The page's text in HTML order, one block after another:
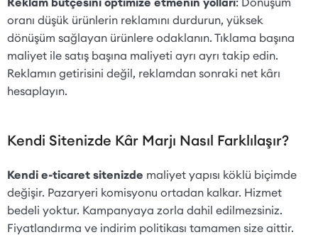
oranı düşük ürünlerin reklamını durdurun, yüksek
dönüşüm sağlayan ürünlere odaklanın. Tıklama başına
maliyet ile satış başına maliyeti ayrı ayrı takip edin.
Reklamın getirisini değil, reklamdan sonraki net kârı
hesaplayın.
Kendi Sitenizde Kâr Marjı Nasıl Farklılaşır?
Kendi e-ticaret sitenizde maliyet yapısı köklü biçimde
değişir. Pazaryeri komisyonu ortadan kalkar. Hizmet
bedeli yoktur. Kampanyaya zorla dahil edilmezsiniz.
Fiyatlandırma ve indirim politikası tamamen size aittir.